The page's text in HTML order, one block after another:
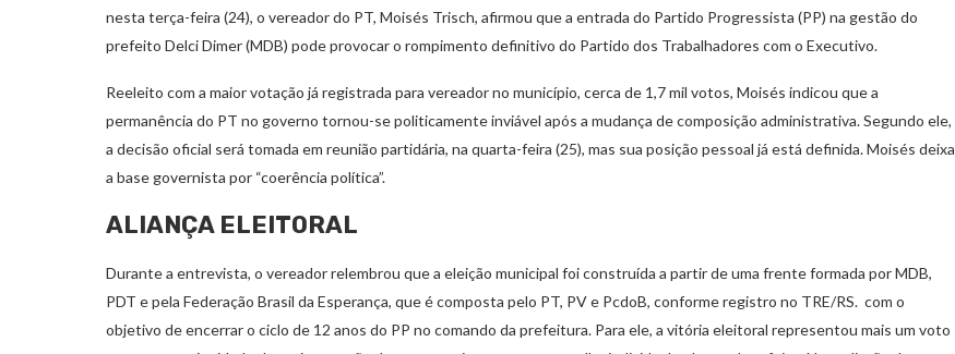
nesta terça-feira (24), o vereador do PT, Moisés Trisch, afirmou que a entrada do Partido Progressista (PP) na gestão do
prefeito Delci Dimer (MDB) pode provocar o rompimento definitivo do Partido dos Trabalhadores com o Executivo.
Reeleito com a maior votação já registrada para vereador no município, cerca de 1,7 mil votos, Moisés indicou que a
permanência do PT no governo tornou-se politicamente inviável após a mudança de composição administrativa. Segundo ele,
a decisão oficial será tomada em reunião partidária, na quarta-feira (25), mas sua posição pessoal já está definida. Moisés deixa
a base governista por “coerência política”.
ALIANÇA ELEITORAL
Durante a entrevista, o vereador relembrou que a eleição municipal foi construída a partir de uma frente formada por MDB,
PDT e pela Federação Brasil da Esperança, que é composta pelo PT, PV e PcdoB, conforme registro no TRE/RS. com o
objetivo de encerrar o ciclo de 12 anos do PP no comando da prefeitura. Para ele, a vitória eleitoral representou mais um voto